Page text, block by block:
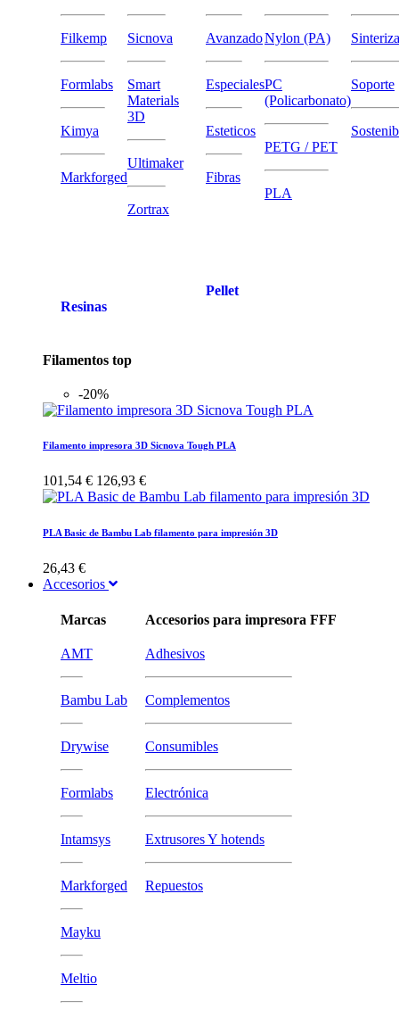
Filkemp
Formlabs
Kimya
Markforged
Sicnova
Smart
Materials
3D
Ultimaker
Zortrax
Resinas
Avanzado
Especiales
Esteticos
Fibras
Nylon (PA)
PC
(Policarbonato)
PETG / PET
PLA
Soporte
Pellet
Filamentos top
-20%
Filamento impresora 3D Sicnova Tough PLA
101,54 € 126,93 €
PLA Basic de Bambu Lab filamento para impresión 3D
26,43 €
Accesorios
Marcas
AMT
Bambu Lab
Drywise
Formlabs
Intamsys
Markforged
Mayku
Meltio
Accesorios para impresora FFF
Adhesivos
Complementos
Consumibles
Electrónica
Extrusores Y hotends
Repuestos